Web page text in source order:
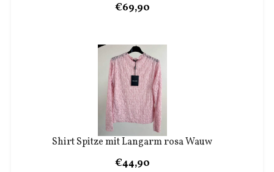
€69,90
Shirt Spitze mit Langarm rosa Wauw
€44,90